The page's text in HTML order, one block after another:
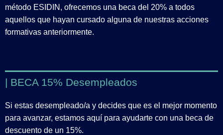
método ESIDIN, ofrecemos una beca del 20% a todos
aquellos que hayan cursado alguna de nuestras acciones
formativas anteriormente.
| BECA 15% Desempleados
Si estas desempleado/a y decides que es el mejor momento
para avanzar, estamos aquí para ayudarte con una beca de
descuento de un 15%.